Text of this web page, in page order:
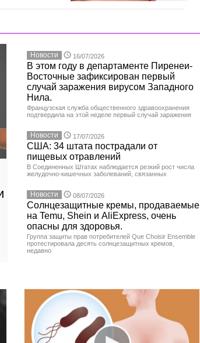
Новости 16/07/2026
В этом году в департаменте Пиренеи-
Восточные зафиксирован первый
случай заражения вирусом Западного
Нила.
Французская служба общественного здравоохранения
подтвердила на этой неделе первый случай заражения
Новости 17/07/2026
США: 34 штата пострадали от
пищевых отравлений
В Соединенных Штатах наблюдается резкий рост числа
желудочно-кишечных заболеваний, связанных
Новости 08/07/2026
Солнцезащитные кремы, продаваемые
на Temu, Shein и AliExpress, очень
опасны для здоровья.
Группа защиты прав потребителей Que Choisir Ensemble
протестировала десять солнцезащитных кремов,
недавно